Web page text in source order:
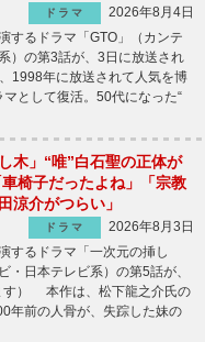
ドラマ
2026年8月4日
するドラマ「GTO」（カンテ
）の第3話が、3日に放送され
1998年に放送されて人気を博
として復活。50代になった“
木」“唯”白石聖の正体が
椅子だったよね」「宗教
涼介がつらい」
ドラマ
2026年8月3日
するドラマ「一次元の挿し
・日本テレビ系）の第5話が、
す） 本作は、松下龍之介氏の
年前の人骨が、失踪した妹の